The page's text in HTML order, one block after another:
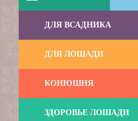
ДЛЯ ВСАДНИКА
ДЛЯ ЛОШАДИ
КОНЮШНЯ
ЗДОРОВЬЕ ЛОШАДИ